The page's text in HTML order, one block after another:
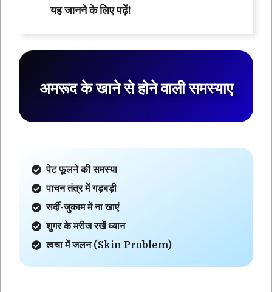
यह जानने के लिए पढ़ें!
अमरूद के खाने से होने वाली समस्याए
पेट फूलने की समस्या
पाचन तंत्र में गड़बड़ी
सर्दी-जुकाम में ना खाएं
शुगर के मरीज रखें ध्यान
त्वचा में जलन (Skin Problem)